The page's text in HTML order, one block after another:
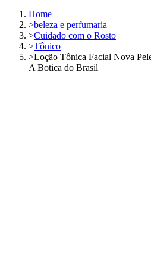
Home
>beleza e perfumaria
>Cuidado com o Rosto
>Tônico
>Loção Tônica Facial Nova
A Botica do Brasil